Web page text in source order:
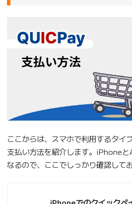
ここからは、スマホで利用するタイ
支払い方法を紹介します。iPhone
なるので、ここでしっかり確認して